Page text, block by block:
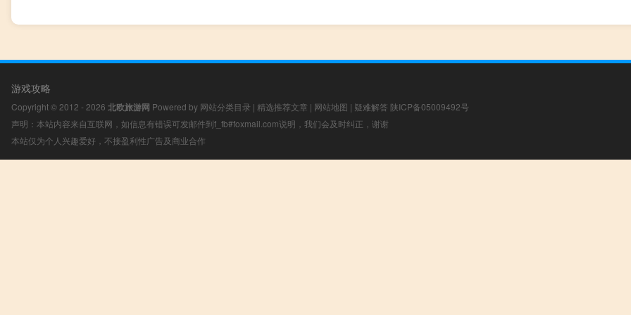
游戏攻略
Copyright © 2012 - 2026 北欧旅游网 Powered by 网站分类目录 | 精选推荐文章 | 网站地图 | 疑难解答 陕ICP备05009492号
声明：本站内容来自互联网，如信息有错误可发邮件到f_fb#foxmail.com说明，我们会及时纠正，谢谢
本站仅为个人兴趣爱好，不接盈利性广告及商业合作